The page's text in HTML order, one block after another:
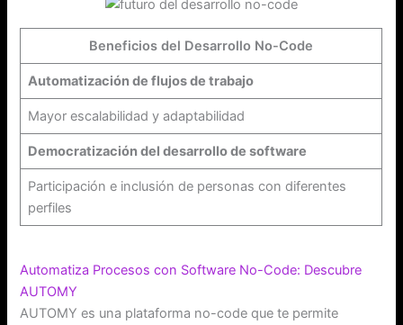
Beneficios del Desarrollo No-Code
Automatización de flujos de trabajo
Mayor escalabilidad y adaptabilidad
Democratización del desarrollo de software
Participación e inclusión de personas con diferentes
perfiles
Automatiza Procesos con Software No-Code: Descubre
AUTOMY
AUTOMY es una plataforma no-code que te permite